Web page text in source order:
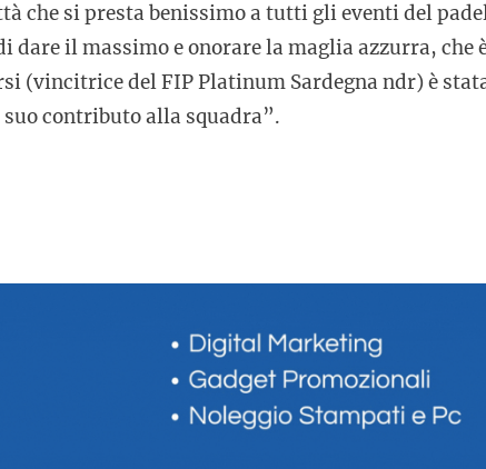
che si presta benissimo a tutti gli eventi del
dare il massimo e onorare la maglia azzurra, che
(vincitrice del FIP Platinum Sardegna ndr) è
contributo alla squadra”.